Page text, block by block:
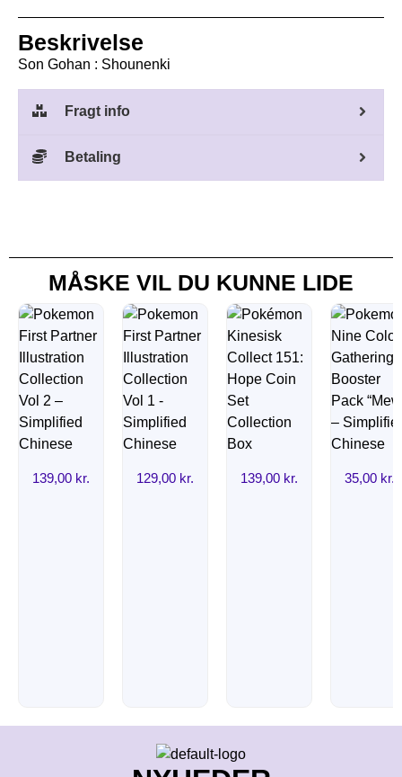
Beskrivelse
Son Gohan : Shounenki
Fragt info
Betaling
MÅSKE VIL DU KUNNE LIDE
139,00 kr. 129,00 kr. 139,00 kr. 35,00 kr.